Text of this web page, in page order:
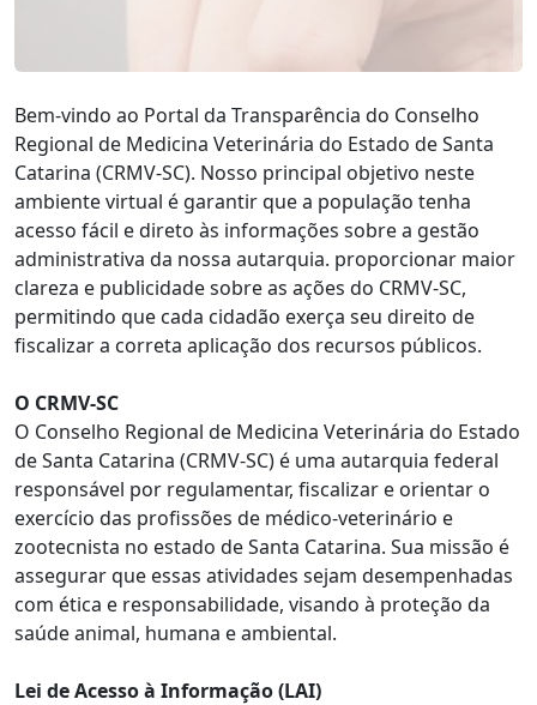
Bem-vindo ao Portal da Transparência do Conselho
Regional de Medicina Veterinária do Estado de Santa
Catarina (CRMV-SC). Nosso principal objetivo neste
ambiente virtual é garantir que a população tenha
acesso fácil e direto às informações sobre a gestão
administrativa da nossa autarquia. proporcionar maior
clareza e publicidade sobre as ações do CRMV-SC,
permitindo que cada cidadão exerça seu direito de
fiscalizar a correta aplicação dos recursos públicos.
O CRMV-SC
O Conselho Regional de Medicina Veterinária do Estado
de Santa Catarina (CRMV-SC) é uma autarquia federal
responsável por regulamentar, fiscalizar e orientar o
exercício das profissões de médico-veterinário e
zootecnista no estado de Santa Catarina. Sua missão é
assegurar que essas atividades sejam desempenhadas
com ética e responsabilidade, visando à proteção da
saúde animal, humana e ambiental.
Lei de Acesso à Informação (LAI)